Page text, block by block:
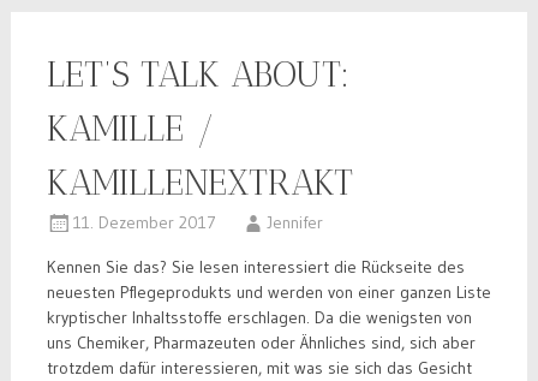
LET’S TALK ABOUT:
KAMILLE /
KAMILLENEXTRAKT
11. Dezember 2017 Jennifer
Kennen Sie das? Sie lesen interessiert die Rückseite des
neuesten Pflegeprodukts und werden von einer ganzen Liste
kryptischer Inhaltsstoffe erschlagen. Da die wenigsten von
uns Chemiker, Pharmazeuten oder Ähnliches sind, sich aber
trotzdem dafür interessieren, mit was sie sich das Gesicht